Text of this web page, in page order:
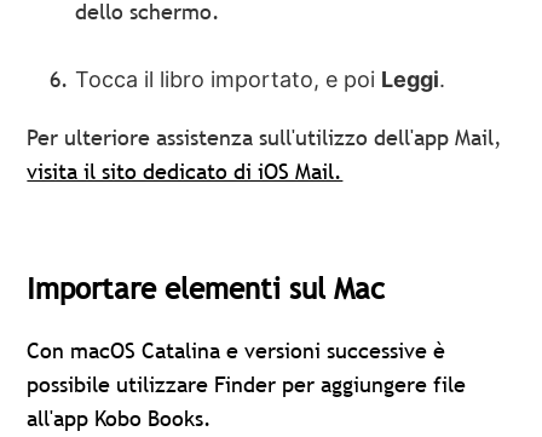
dello schermo.
Tocca il libro importato, e poi Leggi.
Per ulteriore assistenza sull'utilizzo dell'app Mail,
visita il sito dedicato di iOS Mail.
Importare elementi sul Mac
Con macOS Catalina e versioni successive è
possibile utilizzare Finder per aggiungere file
all'app Kobo Books.